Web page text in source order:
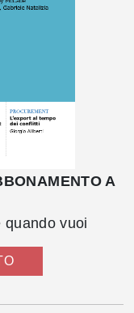
A
quando vuoi